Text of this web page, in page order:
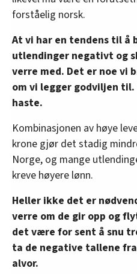
forståelig norsk.
At vi har en tendens til å
utlendinger negativt og
verre med. Det er noe vi
om vi legger godviljen til.
haste.
Kombinasjonen av høye
krone gjør det stadig
Norge, og mange
kreve høyere lønn.
Heller ikke det er
verre om de gir opp og
det være for sent å snu
ta de negative tallene
alvor.